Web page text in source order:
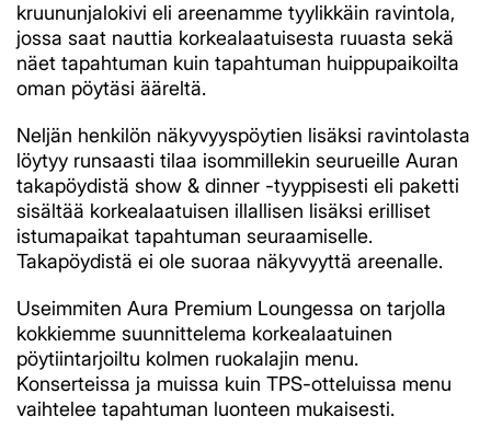
kruununjalokivi eli areenamme tyylikkäin ravintola,
jossa saat nauttia korkealaatuisesta ruuasta sekä
näet tapahtuman kuin tapahtuman huippupaikoilta
oman pöytäsi ääreltä.
Neljän henkilön näkyvyyspöytien lisäksi ravintolasta
löytyy runsaasti tilaa isommillekin seurueille Auran
takapöydistä show & dinner -tyyppisesti eli paketti
sisältää korkealaatuisen illallisen lisäksi erilliset
istumapaikat tapahtuman seuraamiselle.
Takapöydistä ei ole suoraa näkyvyyttä areenalle.
Useimmiten Aura Premium Loungessa on tarjolla
kokkiemme suunnittelema korkealaatuinen
pöytiintarjoiltu kolmen ruokalajin menu.
Konserteissa ja muissa kuin TPS-otteluissa menu
vaihtelee tapahtuman luonteen mukaisesti.